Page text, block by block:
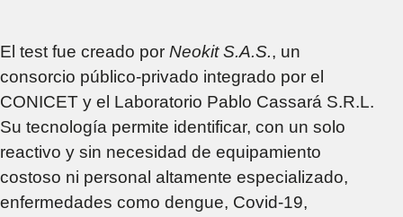
El test fue creado por Neokit S.A.S., un
consorcio público-privado integrado por el
CONICET y el Laboratorio Pablo Cassará S.R.L.
Su tecnología permite identificar, con un solo
reactivo y sin necesidad de equipamiento
costoso ni personal altamente especializado,
enfermedades como dengue, Covid-19,